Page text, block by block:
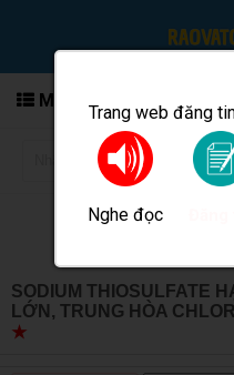
Trang web đăng
Nghe đọc
MENU
SODIUM THIOSULFATE
LỚN, TRUNG HÒA
★